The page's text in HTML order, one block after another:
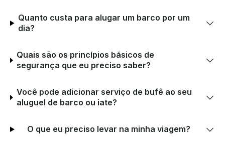
Quanto custa para alugar um barco por um
dia?
Quais são os princípios básicos de
segurança que eu preciso saber?
Você pode adicionar serviço de bufê ao seu
aluguel de barco ou iate?
O que eu preciso levar na minha viagem?